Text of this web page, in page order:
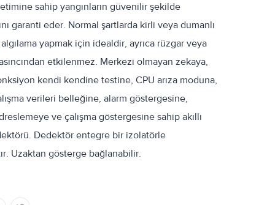
sahip yangınların güvenilir şekilde
garanti eder. Normal şartlarda kirli veya dumanlı
yapmak için idealdir, ayrıca rüzgar veya
etkilenmez. Merkezi olmayan zekaya,
kendi kendine testine, CPU arıza moduna,
verileri belleğine, alarm göstergesine,
ve çalışma göstergesine sahip akıllı
Dedektör entegre bir izolatörle
Uzaktan gösterge bağlanabilir.